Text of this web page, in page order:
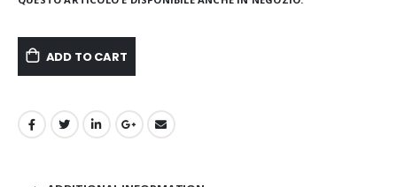
ADD TO CART